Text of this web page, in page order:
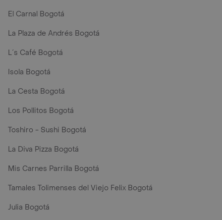
El Carnal Bogotá
La Plaza de Andrés Bogotá
L´s Café Bogotá
Isola Bogotá
La Cesta Bogotá
Los Pollitos Bogotá
Toshiro - Sushi Bogotá
La Diva Pizza Bogotá
Mis Carnes Parrilla Bogotá
Tamales Tolimenses del Viejo Felix Bogotá
Julia Bogotá